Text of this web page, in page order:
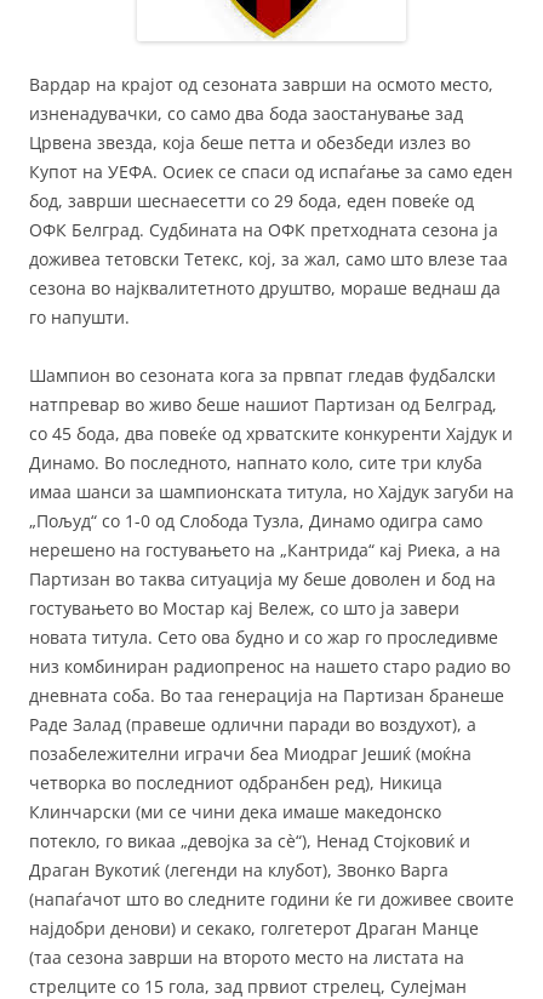
Вардар на крајот од сезоната заврши на осмото место,
изненадувачки, со само два бода заостанување зад
Црвена звезда, која беше петта и обезбеди излез во
Купот на УЕФА. Осиек се спаси од испаѓање за само еден
бод, заврши шеснаесетти со 29 бода, еден повеќе од
ОФК Белград. Судбината на ОФК претходната сезона ја
доживеа тетовски Тетекс, кој, за жал, само што влезе таа
сезона во најквалитетното друштво, мораше веднаш да
го напушти.
Шампион во сезоната кога за првпат гледав фудбалски
натпревар во живо беше нашиот Партизан од Белград,
со 45 бода, два повеќе од хрватските конкуренти Хајдук и
Динамо. Во последното, напнато коло, сите три клуба
имаа шанси за шампионската титула, но Хајдук загуби на
„Пољуд“ со 1-0 од Слобода Тузла, Динамо одигра само
нерешено на гостувањето на „Кантрида“ кај Риека, а на
Партизан во таква ситуација му беше доволен и бод на
гостувањето во Мостар кај Вележ, со што ја завери
новата титула. Сето ова будно и со жар го проследивме
низ комбиниран радиопренос на нашето старо радио во
дневната соба. Во таа генерација на Партизан бранеше
Раде Залад (правеше одлични паради во воздухот), а
позабележителни играчи беа Миодраг Јешиќ (моќна
четворка во последниот одбранбен ред), Никица
Клинчарски (ми се чини дека имаше македонско
потекло, го викаа „девојка за сè“), Ненад Стојковиќ и
Драган Вукотиќ (легенди на клубот), Звонко Варга
(напаѓачот што во следните години ќе ги доживее своите
најдобри денови) и секако, голгетерот Драган Манце
(таа сезона заврши на второто место на листата на
стрелците со 15 гола, зад првиот стрелец, Сулејман